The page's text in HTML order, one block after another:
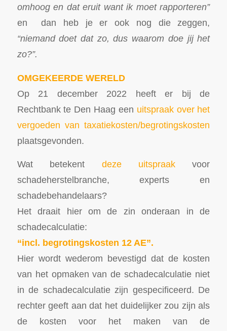
omhoog en dat eruit want ik moet rapporteren”
en dan heb je er ook nog die zeggen,
“niemand doet dat zo, dus waarom doe jij het
zo?”.
OMGEKEERDE WERELD
Op 21 december 2022 heeft er bij de
Rechtbank te Den Haag een uitspraak over het
vergoeden van taxatiekosten/begrotingskosten
plaatsgevonden.
Wat betekent deze uitspraakvoor
schadeherstelbranche, experts en
schadebehandelaars?
Het draait hier om de zin onderaan in de
schadecalculatie:
“incl. begrotingskosten 12 AE”.
Hier wordt wederom bevestigd dat de kosten
van het opmaken van de schadecalculatie niet
in de schadecalculatie zijn gespecificeerd. De
rechter geeft aan dat het duidelijker zou zijn als
de kosten voor het maken van de